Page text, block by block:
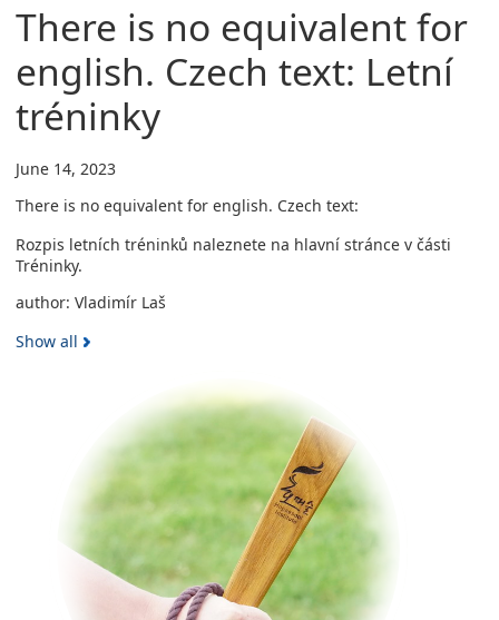
There is no equivalent for
english. Czech text: Letní
tréninky
June 14, 2023
There is no equivalent for english. Czech text:
Rozpis letních tréninků naleznete na hlavní stránce v části
Tréninky.
author: Vladimír Laš
Show all